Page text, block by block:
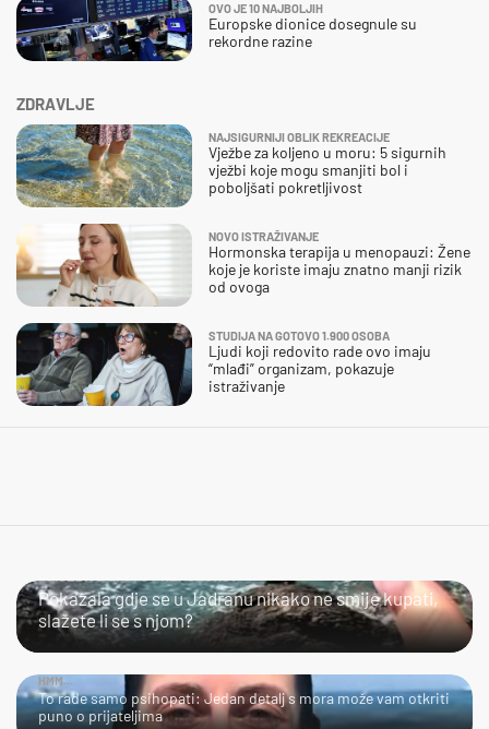
ZDRAVLJE
NAJSIGURNIJI OBLIK REKREACIJE
Vježbe za koljeno u moru: 5 sigurnih
vježbi koje mogu smanjiti bol i
poboljšati pokretljivost
NOVO ISTRAŽIVANJE
Hormonska terapija u menopauzi: Žene
koje je koriste imaju znatno manji rizik
od ovoga
STUDIJA NA GOTOVO 1.900 OSOBA
Ljudi koji redovito rade ovo imaju
“mlađi” organizam, pokazuje
istraživanje
OVO JE 10 NAJBOLJIH
Europske dionice dosegnule su
rekordne razine
SLIJEDITE LI OVU PREPORUKU?
Pokazala gdje se u Jadranu nikako ne smije kupati,
slažete li se s njom?
HMM…
To rade samo psihopati: Jedan detalj s mora može vam otkriti
puno o prijateljima